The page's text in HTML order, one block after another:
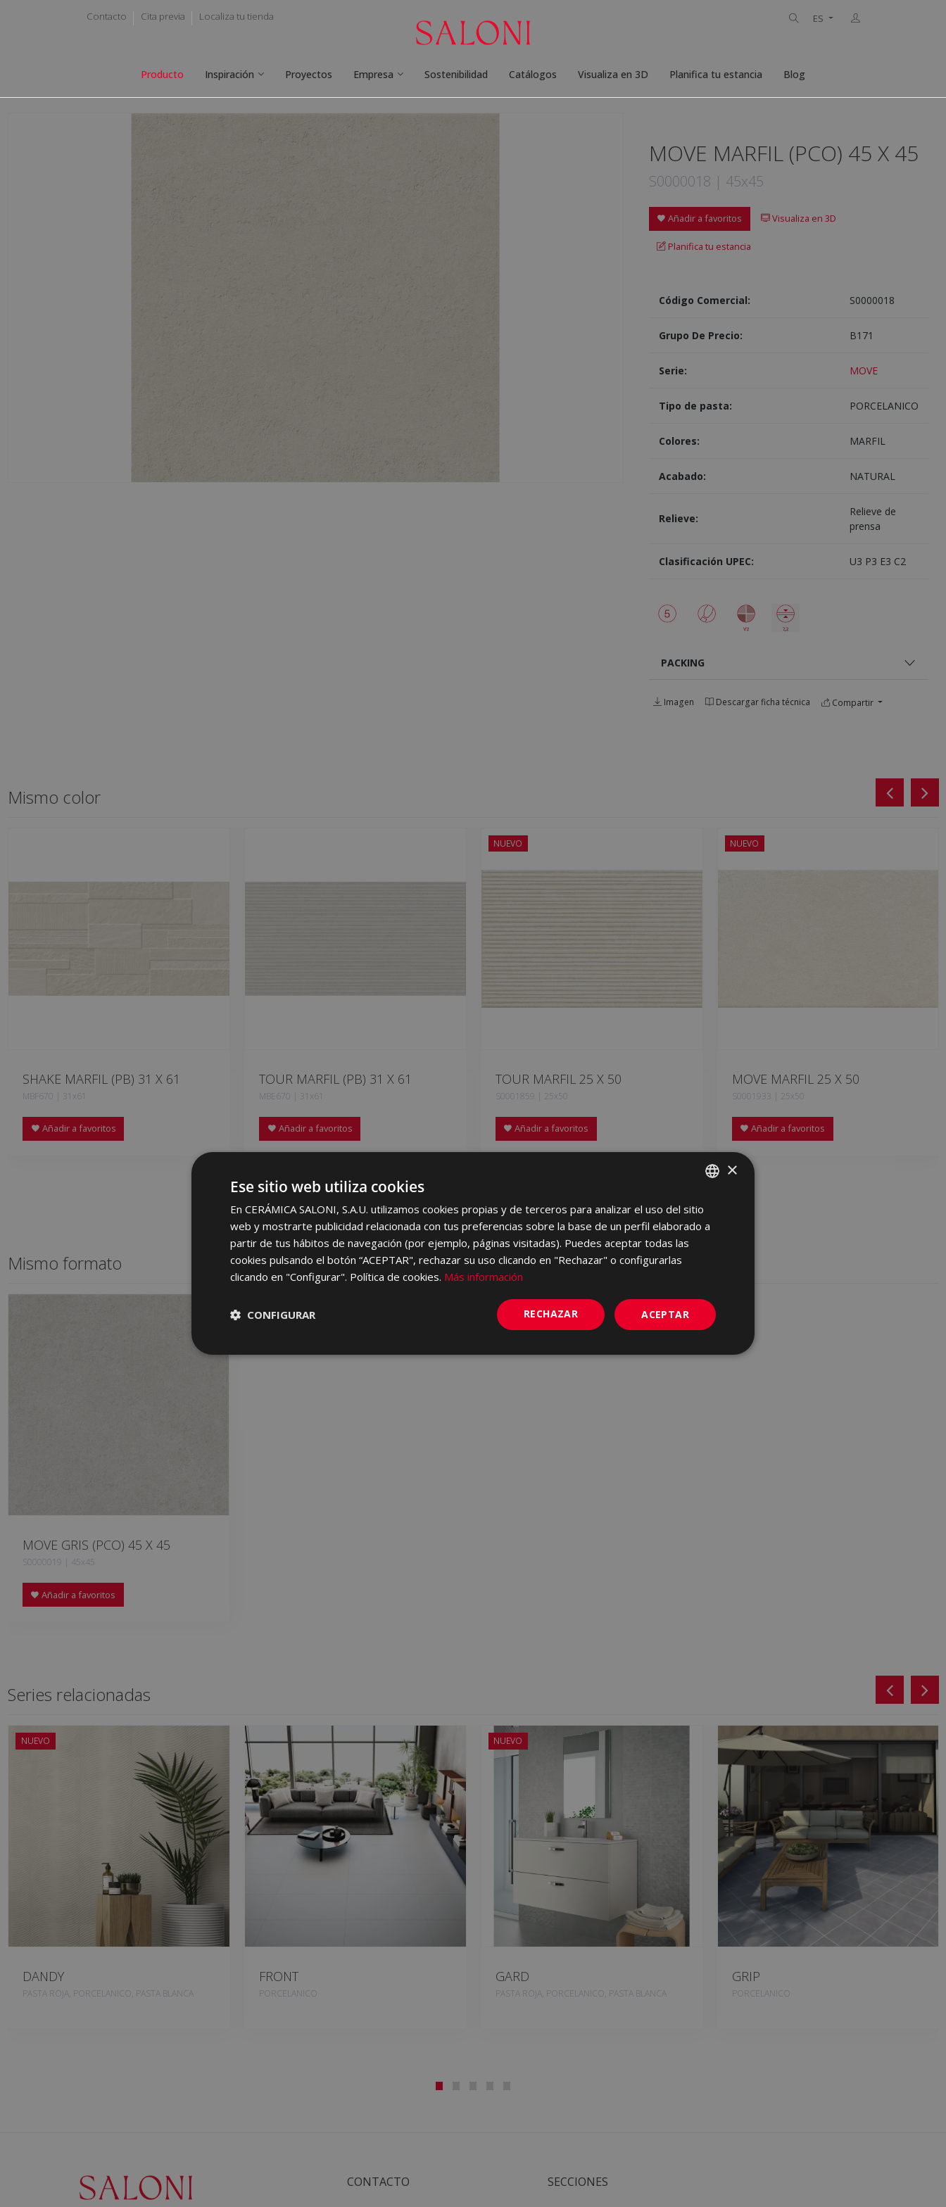
Contacto Cita previa Localiza tu tienda ES
Producto Inspiración Proyectos Empresa Sostenibilidad Catálogos Visualiza en 3D Planifica tu estancia Blog
MOVE MARFIL (PCO) 45 X 45
S0000018 | 45x45
Añadir a favoritos Visualiza en 3D
Planifica tu estancia
Código Comercial: S0000018
Grupo De Precio: B171
Serie: MOVE
Tipo de pasta: PORCELANICO
Colores: MARFIL
Acabado: NATURAL
Relieve:
Relieve de
prensa
Clasificación UPEC: U3 P3 E3 C2
PACKING
Imagen Descargar ficha técnica Compartir
Mismo color
SHAKE MARFIL (PB) 31 X 61
MBF670 | 31x61
Añadir a favoritos
TOUR MARFIL (PB) 31 X 61
MBE670 | 31x61
Añadir a favoritos
NUEVO
TOUR MARFIL 25 X 50
S0001859 | 25x50
Añadir a favoritos
NUEVO
MOVE MARFIL 25 X 50
S0001933 | 25x50
Añadir a favoritos
Mismo formato
MOVE GRIS (PCO) 45 X 45
S0000019 | 45x45
Añadir a favoritos
Series relacionadas
NUEVO
DANDY
PASTA ROJA, PORCELANICO, PASTA BLANCA
FRONT
PORCELANICO
NUEVO
GARD
PASTA ROJA, PORCELANICO, PASTA BLANCA
GRIP
PORCELANICO
CONTACTO SECCIONES
SPANISH
ENGLISH
PORTUGUESE
×
Ese sitio web utiliza cookies
En CERÁMICA SALONI, S.A.U. utilizamos cookies propias y de terceros para analizar el uso del sitio
web y mostrarte publicidad relacionada con tus preferencias sobre la base de un perfil elaborado a
partir de tus hábitos de navegación (por ejemplo, páginas visitadas). Puedes aceptar todas las
cookies pulsando el botón “ACEPTAR", rechazar su uso clicando en "Rechazar" o configurarlas
clicando en "Configurar". Política de cookies. Más información
ACEPTAR
RECHAZAR
CONFIGURAR